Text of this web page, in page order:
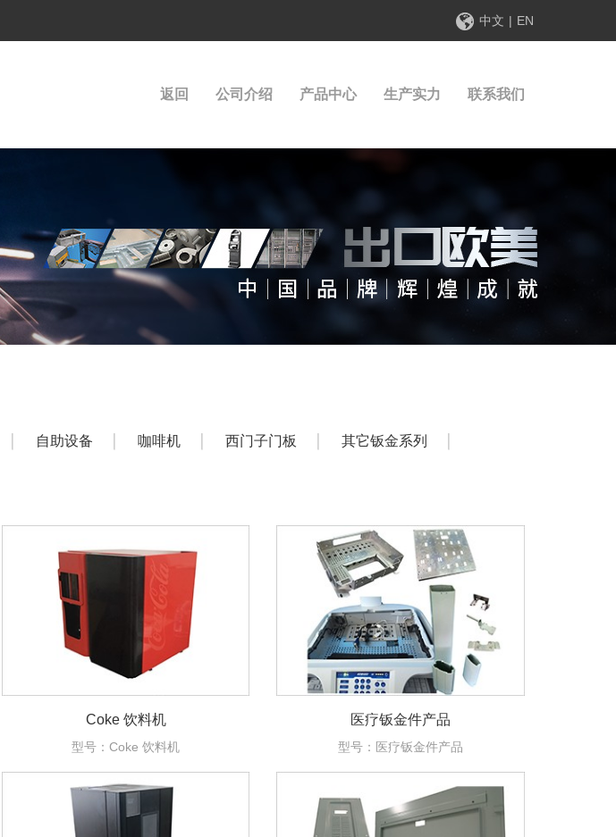
中文 | EN
返回 公司介绍 产品中心 生产实力 联系我们
自助设备 咖啡机 西门子门板 其它钣金系列
Coke 饮料机
型号：Coke 饮料机
医疗钣金件产品
型号：医疗钣金件产品